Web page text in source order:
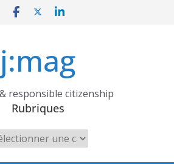
j:mag
responsible citizenship
Rubriques